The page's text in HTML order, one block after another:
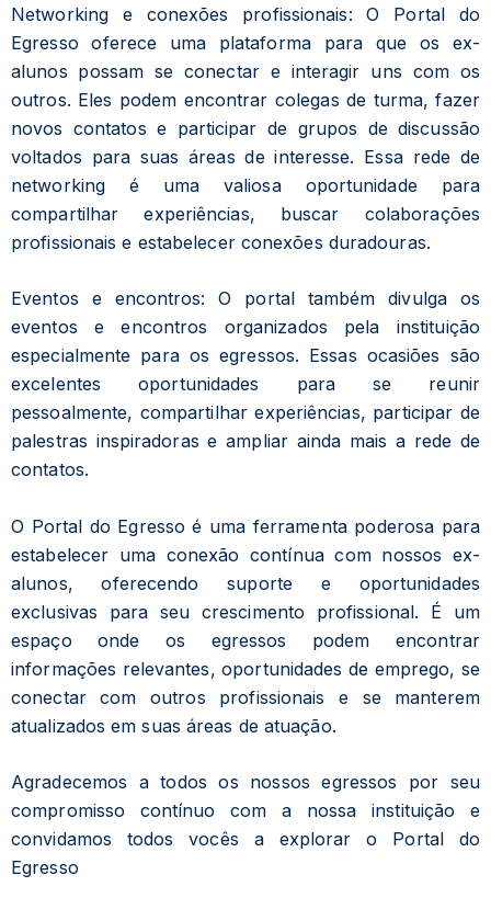
Networking e conexões profissionais: O Portal do
Egresso oferece uma plataforma para que os ex-
alunos possam se conectar e interagir uns com os
outros. Eles podem encontrar colegas de turma, fazer
novos contatos e participar de grupos de discussão
voltados para suas áreas de interesse. Essa rede de
networking é uma valiosa oportunidade para
compartilhar experiências, buscar colaborações
profissionais e estabelecer conexões duradouras.
Eventos e encontros: O portal também divulga os
eventos e encontros organizados pela instituição
especialmente para os egressos. Essas ocasiões são
excelentes oportunidades para se reunir
pessoalmente, compartilhar experiências, participar de
palestras inspiradoras e ampliar ainda mais a rede de
contatos.
O Portal do Egresso é uma ferramenta poderosa para
estabelecer uma conexão contínua com nossos ex-
alunos, oferecendo suporte e oportunidades
exclusivas para seu crescimento profissional. É um
espaço onde os egressos podem encontrar
informações relevantes, oportunidades de emprego, se
conectar com outros profissionais e se manterem
atualizados em suas áreas de atuação.
Agradecemos a todos os nossos egressos por seu
compromisso contínuo com a nossa instituição e
convidamos todos vocês a explorar o Portal do
Egresso